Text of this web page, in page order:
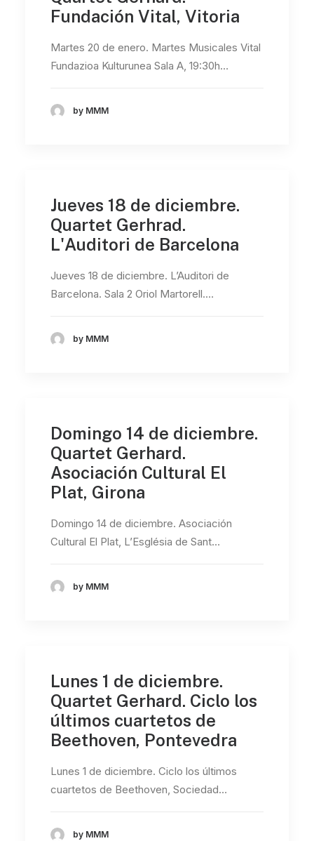
Fundación Vital, Vitoria
Martes 20 de enero. Martes Musicales Vital
Fundazioa Kulturunea Sala A, 19:30h…
by MMM
Jueves 18 de diciembre.
Quartet Gerhrad.
L'Auditori de Barcelona
Jueves 18 de diciembre. L’Auditori de
Barcelona. Sala 2 Oriol Martorell.…
by MMM
Domingo 14 de diciembre.
Quartet Gerhard.
Asociación Cultural El
Plat, Girona
Domingo 14 de diciembre. Asociación
Cultural El Plat, L’Església de Sant…
by MMM
Lunes 1 de diciembre.
Quartet Gerhard. Ciclo los
últimos cuartetos de
Beethoven, Pontevedra
Lunes 1 de diciembre. Ciclo los últimos
cuartetos de Beethoven, Sociedad…
by MMM